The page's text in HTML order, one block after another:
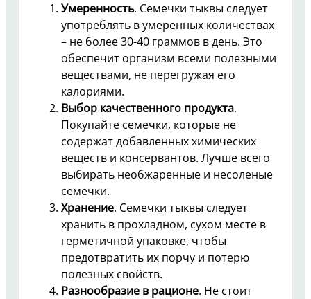
Умеренность. Семечки тыквы следует
употреблять в умеренных количествах
– не более 30-40 граммов в день. Это
обеспечит организм всеми полезными
веществами, не перегружая его
калориями.
Выбор качественного продукта.
Покупайте семечки, которые не
содержат добавленных химических
веществ и консервантов. Лучше всего
выбирать необжаренные и несоленые
семечки.
Хранение. Семечки тыквы следует
хранить в прохладном, сухом месте в
герметичной упаковке, чтобы
предотвратить их порчу и потерю
полезных свойств.
Разнообразие в рационе. Не стоит